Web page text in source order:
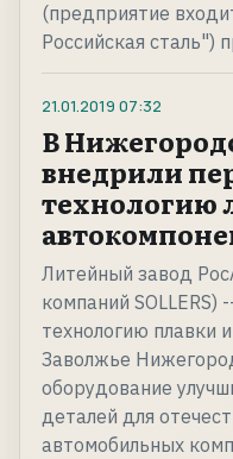
(предприятие
Российская сталь")
21.01.2019 07:32
В
внедрили
технологию
Литейный завод
компаний SOLLERS)
технологию плавки
Заволжье
оборудование
деталей для
автомобильных